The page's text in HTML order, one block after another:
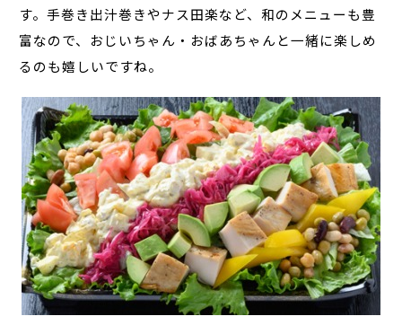
す。手巻き出汁巻きやナス田楽など、和のメニューも豊
富なので、おじいちゃん・おばあちゃんと一緒に楽しめ
るのも嬉しいですね。